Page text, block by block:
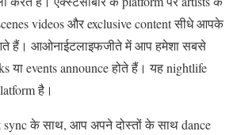
videos और exclusive content सीधे आपके
हैं। आओनाईटलाइफजीते में आप हमेशा सबसे
या events announce होते हैं। यह nightlife
है।
sync के साथ, आप अपने दोस्तों के साथ dance